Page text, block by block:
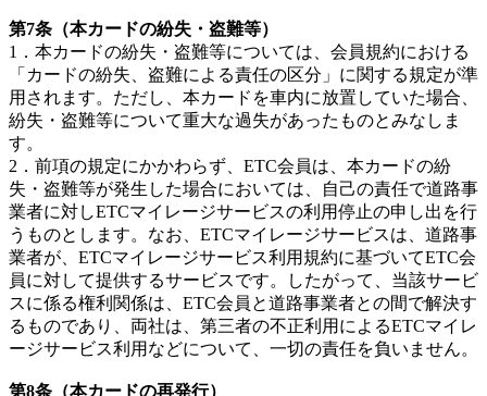
第7条（本カードの紛失・盗難等）
1．本カードの紛失・盗難等については、会員規約における
「カードの紛失、盗難による責任の区分」に関する規定が準
用されます。ただし、本カードを車内に放置していた場合、
紛失・盗難等について重大な過失があったものとみなしま
す。
2．前項の規定にかかわらず、ETC会員は、本カードの紛
失・盗難等が発生した場合においては、自己の責任で道路事
業者に対しETCマイレージサービスの利用停止の申し出を行
うものとします。なお、ETCマイレージサービスは、道路事
業者が、ETCマイレージサービス利用規約に基づいてETC会
員に対して提供するサービスです。したがって、当該サービ
スに係る権利関係は、ETC会員と道路事業者との間で解決す
るものであり、両社は、第三者の不正利用によるETCマイレ
ージサービス利用などについて、一切の責任を負いません。
第8条（本カードの再発行）